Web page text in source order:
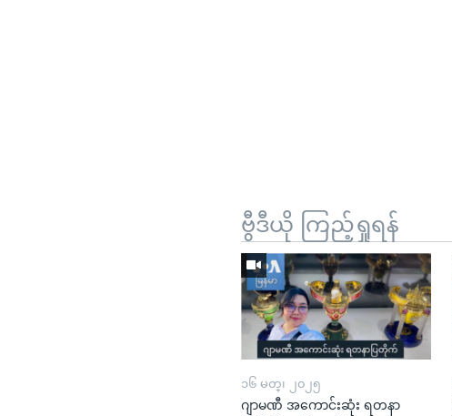
ဗွီဒီယို ကြည့်ရှုရန်
၁၆ မတ္၊ ၂၀၂၅
ဂျာမဏီ အကောင်းဆုံး ရတနာ